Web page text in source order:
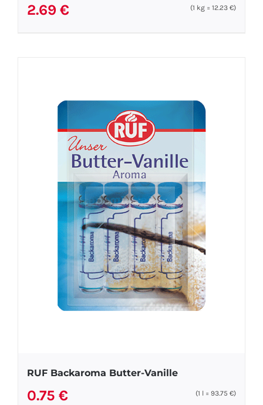
2.69 € (1 kg =12.23€)
RUF Backaroma Butter-Vanille
0.75 € (1 l =93.75€)